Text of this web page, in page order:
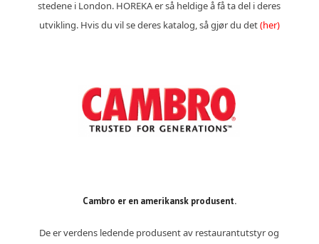
stedene i London. HOREKA er så heldige å få ta del i deres
utvikling. Hvis du vil se deres katalog, så gjør du det(her)
Cambro er en amerikansk produsent.
De er verdens ledende produsent av restaurantutstyr og